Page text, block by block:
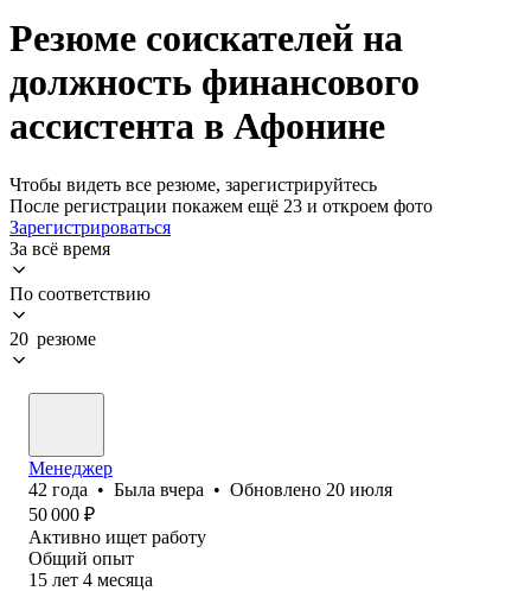
Резюме соискателей на
должность финансового
ассистента в Афонине
Чтобы видеть все резюме, зарегистрируйтесь
После регистрации покажем ещё 23 и откроем фото
Зарегистрироваться
За всё время
По соответствию
20 резюме
Менеджер
42 года • Была вчера • Обновлено 20 июля
50 000 ₽
Активно ищет работу
Общий опыт
15 лет 4 месяца